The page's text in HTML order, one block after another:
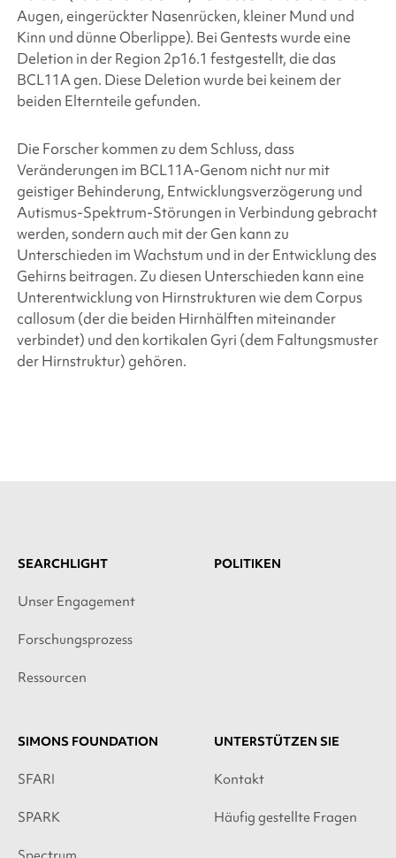
Augen, eingerückter Nasenrücken, kleiner Mund und
Kinn und dünne Oberlippe). Bei Gentests wurde eine
Deletion in der Region 2p16.1 festgestellt, die das
BCL11Agen. Diese Deletion wurde bei keinem der
beiden Elternteile gefunden.
Die Forscher kommen zu dem Schluss, dass
Veränderungen im BCL11A-Genom nicht nur mit
geistiger Behinderung, Entwicklungsverzögerung und
Autismus-Spektrum-Störungen in Verbindung gebracht
werden, sondern auch mit derGen kann zu
Unterschieden im Wachstum und in der Entwicklung des
Gehirns beitragen. Zu diesen Unterschieden kann eine
Unterentwicklung von Hirnstrukturen wie dem Corpus
callosum (der die beiden Hirnhälften miteinander
verbindet) und den kortikalen Gyri (dem Faltungsmuster
der Hirnstruktur) gehören.
SEARCHLIGHT
Unser Engagement
Forschungsprozess
Ressourcen
POLITIKEN
SIMONS FOUNDATION
SFARI
SPARK
UNTERSTÜTZEN SIE
Kontakt
Häufig gestellte Fragen